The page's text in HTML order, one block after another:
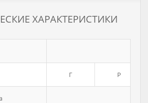
ХАРАКТЕРИСТИКИ
Г Р